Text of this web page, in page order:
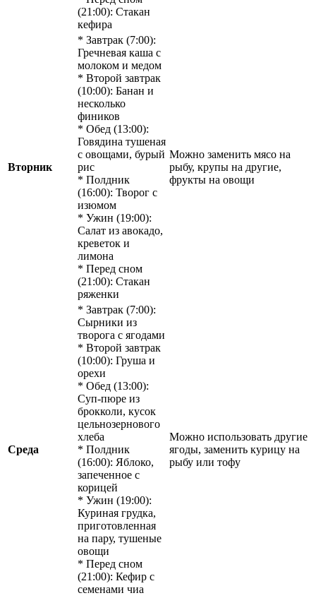
(21:00): Стакан
кефира
Вторник
* Завтрак (7:00):
Гречневая каша с
молоком и медом
* Второй завтрак
(10:00): Банан и
несколько
фиников
* Обед (13:00):
Говядина тушеная
с овощами, бурый
рис
* Полдник
(16:00): Творог с
изюмом
* Ужин (19:00):
Салат из авокадо,
креветок и
лимона
* Перед сном
(21:00): Стакан
ряженки
Можно заменить мясо на
рыбу, крупы на другие,
фрукты на овощи
Среда
* Завтрак (7:00):
Сырники из
творога с ягодами
* Второй завтрак
(10:00): Груша и
орехи
* Обед (13:00):
Суп-пюре из
брокколи, кусок
цельнозернового
хлеба
* Полдник
(16:00): Яблоко,
запеченное с
корицей
* Ужин (19:00):
Куриная грудка,
приготовленная
на пару, тушеные
овощи
* Перед сном
(21:00): Кефир с
семенами чиа
Можно использовать другие
ягоды, заменить курицу на
рыбу или тофу